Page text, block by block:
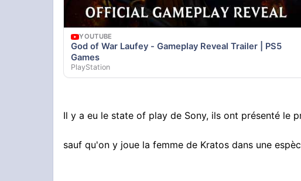
YOUTUBE
God of War Laufey - Gameplay Reveal Trailer | PS5
Games
PlayStation
Il y a eu le state of play de Sony, ils ont présenté le
sauf qu'on y joue la femme de Kratos dans une